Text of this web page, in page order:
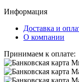
Информация
Доставка и
О компании
Принимаем к оплате: